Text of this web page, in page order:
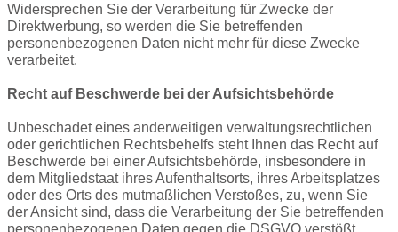
Widersprechen Sie der Verarbeitung für Zwecke der
Direktwerbung, so werden die Sie betreffenden
personenbezogenen Daten nicht mehr für diese Zwecke
verarbeitet.
Recht auf Beschwerde bei der Aufsichtsbehörde
Unbeschadet eines anderweitigen verwaltungsrechtlichen
oder gerichtlichen Rechtsbehelfs steht Ihnen das Recht auf
Beschwerde bei einer Aufsichtsbehörde, insbesondere in
dem Mitgliedstaat ihres Aufenthaltsorts, ihres Arbeitsplatzes
oder des Orts des mutmaßlichen Verstoßes, zu, wenn Sie
der Ansicht sind, dass die Verarbeitung der Sie betreffenden
personenbezogenen Daten gegen die DSGVO verstößt.